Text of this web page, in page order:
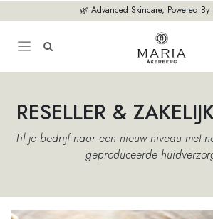
Overslaan naar inhoud🌿 Advanced Skincare, Powered By
RESELLER &
Til je bedrijf naar een nieuw niveau met
geproduceerde